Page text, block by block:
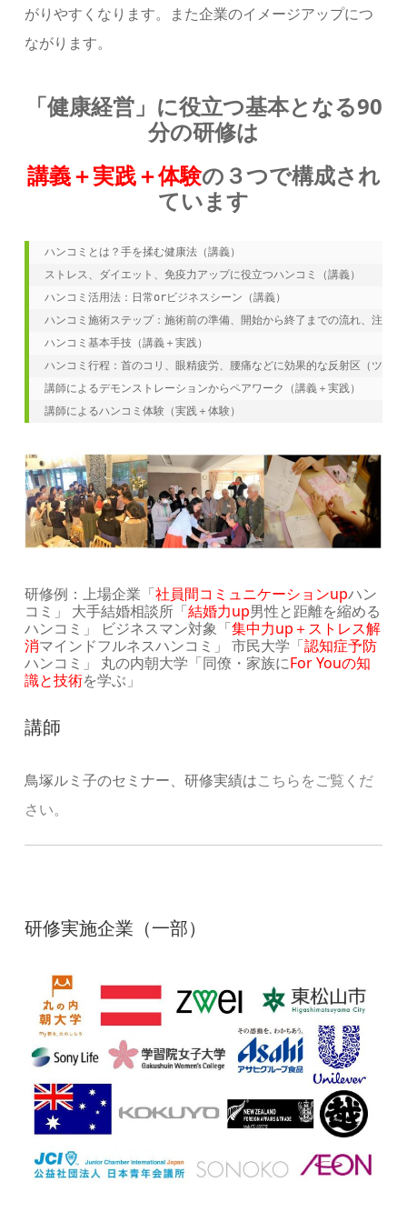
がりやすくなります。また企業のイメージアップにつ
ながります。
「健康経営」に役立つ基本となる90
分の研修は
講義＋実践＋体験の３つで構成され
ています
ハンコミとは？手を揉む健康法（講義）
ストレス、ダイエット、免疫力アップに役立つハンコミ（講義）
ハンコミ活用法：日常orビジネスシーン（講義）
ハンコミ施術ステップ：施術前の準備、開始から終了までの流れ、注意
ハンコミ基本手技（講義＋実践）
ハンコミ行程：首のコリ、眼精疲労、腰痛などに効果的な反射区（ツボ
講師によるデモンストレーションからペアワーク（講義＋実践）
講師によるハンコミ体験（実践＋体験）
研修例：上場企業「社員間コミュニケーションupハン
コミ」 大手結婚相談所「結婚力up男性と距離を縮める
ハンコミ」 ビジネスマン対象「集中力up＋ストレス解
消マインドフルネスハンコミ」 市民大学「認知症予防
ハンコミ」 丸の内朝大学「同僚・家族にFor Youの知
識と技術を学ぶ」
講師
鳥塚ルミ子のセミナー、研修実績はこちらをご覧くだ
さい。
研修実施企業（一部）